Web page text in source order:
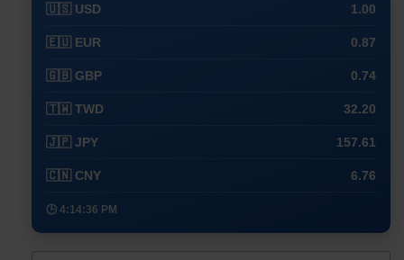
🇺🇸 USD 1.00
🇪🇺 EUR 0.87
🇬🇧 GBP 0.74
🇹🇼 TWD 32.20
🇯🇵 JPY 157.61
🇨🇳 CNY 6.76
🕒 4:14:36 PM